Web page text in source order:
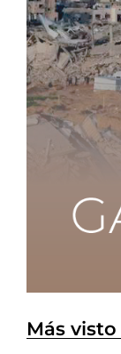
Más visto